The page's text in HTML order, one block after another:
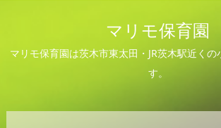
マリモ保育園
マリモ保育園は茨木市東太田・JR茨木駅近く
す。